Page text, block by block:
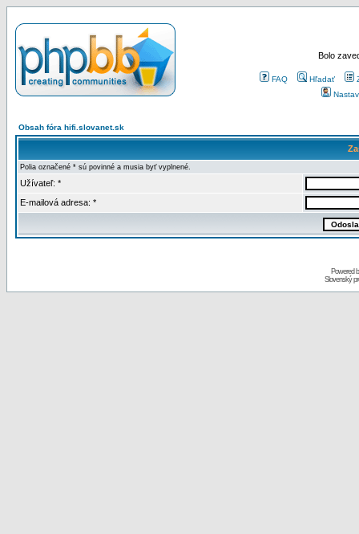
Bolo
FAQ Hľadať
Obsah fóra hifi.slovanet.sk
Polia označené * sú povinné a musia byť vyplnené.
Užívateľ: *
E-mailová adresa: *
Powered
Slovenský